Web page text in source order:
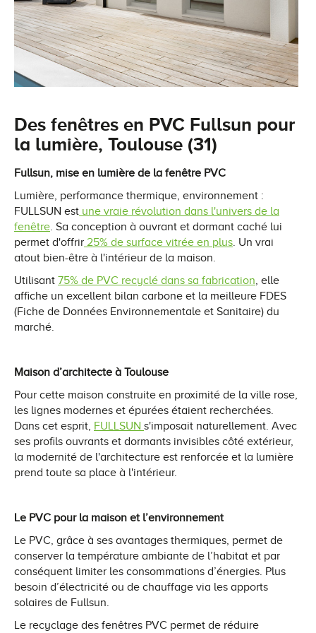
Des fenêtres en PVC Fullsun pour
la lumière, Toulouse (31)
Fullsun, mise en lumière de la fenêtre PVC
Lumière, performance thermique, environnement :
FULLSUN est une vraie révolution dans l'univers de la
fenêtre. Sa conception à ouvrant et dormant caché lui
permet d'offrir 25% de surface vitrée en plus. Un vrai
atout bien-être à l'intérieur de la maison.
Utilisant 75% de PVC recyclé dans sa fabrication, elle
affiche un excellent bilan carbone et la meilleure FDES
(Fiche de Données Environnementale et Sanitaire) du
marché.
Maison d’architecte à Toulouse
Pour cette maison construite en proximité de la ville rose,
les lignes modernes et épurées étaient recherchées.
Dans cet esprit, FULLSUN s'imposait naturellement. Avec
ses profils ouvrants et dormants invisibles côté extérieur,
la modernité de l'architecture est renforcée et la lumière
prend toute sa place à l'intérieur.
Le PVC pour la maison et l’environnement
Le PVC, grâce à ses avantages thermiques, permet de
conserver la température ambiante de l’habitat et par
conséquent limiter les consommations d’énergies. Plus
besoin d’électricité ou de chauffage via les apports
solaires de Fullsun.
Le recyclage des fenêtres PVC permet de réduire